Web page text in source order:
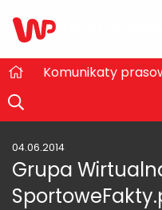
Komunikaty
04.06.2014
Grupa